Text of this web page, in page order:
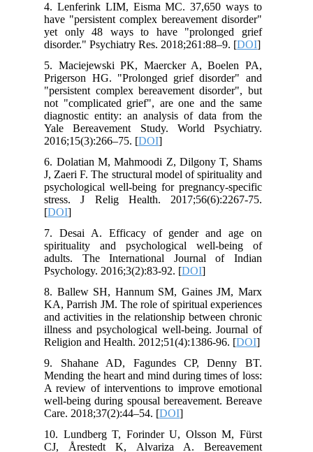
4. Lenferink LIM, Eisma MC. 37,650 ways to
have "persistent complex bereavement disorder"
yet only 48 ways to have "prolonged grief
disorder." Psychiatry Res. 2018;261:88–9. [DOI
5. Maciejewski PK, Maercker A, Boelen PA,
Prigerson HG. "Prolonged grief disorder" and
"persistent complex bereavement disorder", but
not "complicated grief", are one and the same
diagnostic entity: an analysis of data from the
Yale Bereavement Study. World Psychiatry.
2016;15(3):266–75. [DOI
6. Dolatian M, Mahmoodi Z, Dilgony T, Shams
J, Zaeri F. The structural model of spirituality and
psychological well-being for pregnancy-specific
stress. J Relig Health. 2017;56(6):2267-75.
[DOI
7. Desai A. Efficacy of gender and age on
spirituality and psychological well-being of
adults. The International Journal of Indian
Psychology. 2016;3(2):83-92. [DOI
8. Ballew SH, Hannum SM, Gaines JM, Marx
KA, Parrish JM. The role of spiritual experiences
and activities in the relationship between chronic
illness and psychological well-being. Journal of
Religion and Health. 2012;51(4):1386-96. [DOI
9. Shahane AD, Fagundes CP, Denny BT.
Mending the heart and mind during times of loss:
A review of interventions to improve emotional
well-being during spousal bereavement. Bereave
Care. 2018;37(2):44–54. [DOI
10. Lundberg T, Forinder U, Olsson M, Fürst
CJ, Årestedt K, Alvariza A. Bereavement